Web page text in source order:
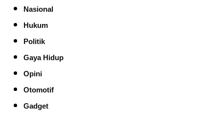
Nasional
Hukum
Politik
Gaya Hidup
Opini
Otomotif
Gadget